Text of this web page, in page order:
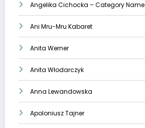
Angelika Cichocka – Category Name
Ani Mru-Mru Kabaret
Anita Werner
Anita Włodarczyk
Anna Lewandowska
Apoloniusz Tajner